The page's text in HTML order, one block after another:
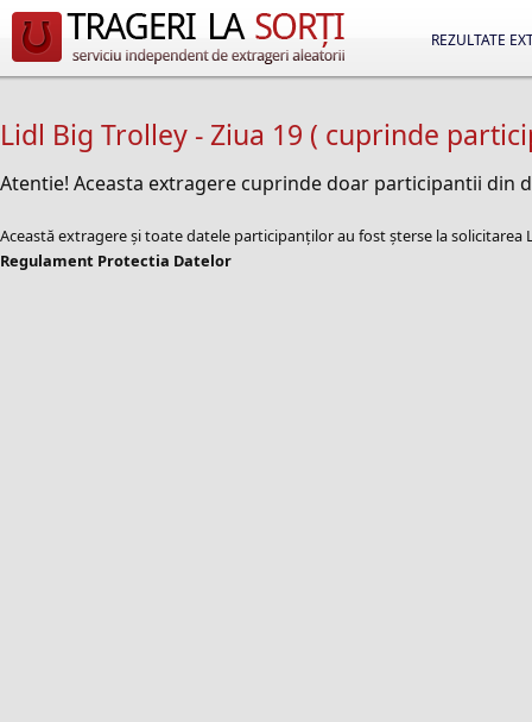
REZULTATE
Lidl Big Trolley - Ziua 19 ( cuprinde
Atentie! Aceasta extragere cuprinde doar participantii din
Această extragere și toate datele participanților au fost șterse la
Regulament Protectia Datelor